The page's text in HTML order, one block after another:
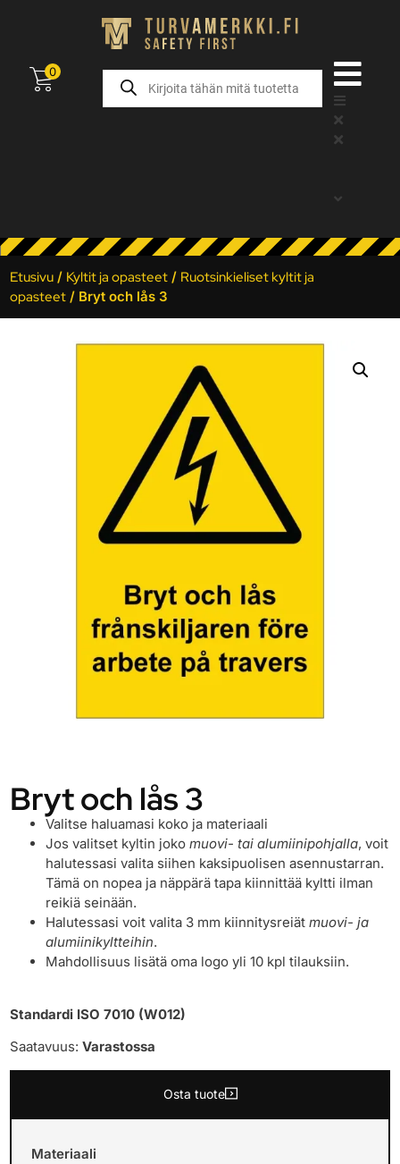
0
Etusivu / Kyltit ja opasteet / Ruotsinkieliset kyltit ja
opasteet / Bryt och lås 3
Bryt och lås 3
Valitse haluamasi koko ja materiaali
Jos valitset kyltin jokomuovi- tai alumiinipohjalla, voit
halutessasi valita siihen kaksipuolisen asennustarran.
Tämä on nopea ja näppärä tapa kiinnittää kyltti ilman
reikiä seinään.
Halutessasi voit valita 3 mm kiinnitysreiätmuovi- ja
alumiinikyltteihin.
Mahdollisuus lisätä oma logo yli 10 kpl tilauksiin.
Standardi ISO 7010 (W012)
Saatavuus:Varastossa
Osta tuote
Materiaali